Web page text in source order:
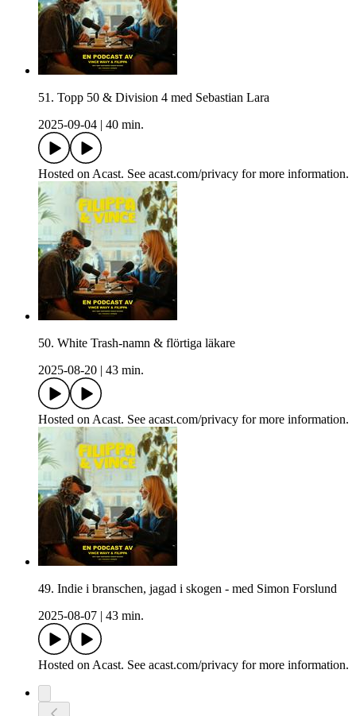
51. Topp 50 & Division 4 med Sebastian Lara
2025-09-04
40 min.
Hosted on Acast. See acast.com/privacy for more information.
50. White Trash-namn & flörtiga läkare
2025-08-20
43 min.
Hosted on Acast. See acast.com/privacy for more information.
49. Indie i branschen, jagad i skogen - med Simon Forslund
2025-08-07
43 min.
Hosted on Acast. See acast.com/privacy for more information.